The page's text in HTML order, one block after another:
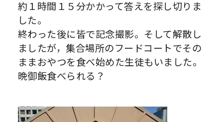
約１時間１５分かかって答えを探し切りま
した。
終わった後に皆で記念撮影。そして解散し
ましたが，集合場所のフードコートでその
ままおやつを食べ始めた生徒もいました。
晩御飯食べられる？